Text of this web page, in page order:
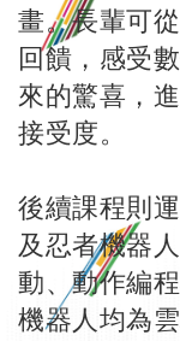
畫。長輩可
回饋，感受
來的驚喜，
接受度。
後續課程則
及忍者機器
動、動作編
機器人均為